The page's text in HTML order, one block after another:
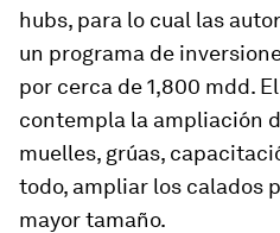
hubs, para lo cual las
un programa de
por cerca de 1,800 mdd.
contempla la ampliación
muelles, grúas,
todo, ampliar los calados
mayor tamaño.